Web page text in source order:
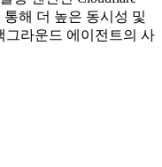
해 더 높은 동시성 및
그라운드 에이전트의 사